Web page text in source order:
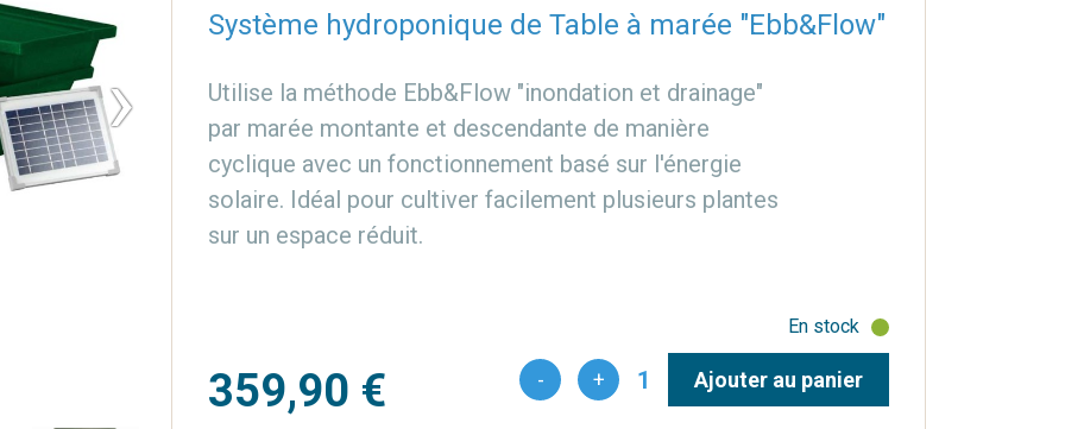
›
Système hydroponique de Table à marée "Ebb&Flow"
Utilise la méthode Ebb&Flow "inondation et drainage"
par marée montante et descendante de manière
cyclique avec un fonctionnement basé sur l'énergie
solaire. Idéal pour cultiver facilement plusieurs plantes
sur un espace réduit.
359,90 €
En stock
Ajouter au panier
- + 1